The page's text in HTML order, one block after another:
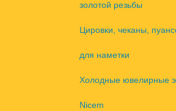
золотой резьбы
Цировки, чеканы,
для наметки
Холодные ювелирные
Nicem